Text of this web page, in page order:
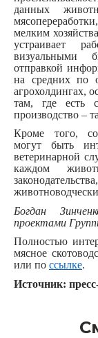
данных
мелким
устраивает
визуальными
отправкой
на средних по
агрохолдингах,
там, где есть
производство –
Кроме того,
могут быть
ветеринарной
каждом
Богдан
проектами
Полностью
мясное
или по ссылке.
Источник: